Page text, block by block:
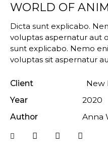
WORLD OF
Dicta sunt explicabo.
voluptas aspernatur aut
sunt explicabo. Nemo
voluptas sit aspernatur
Client
New
Year
2020
Author
Anna